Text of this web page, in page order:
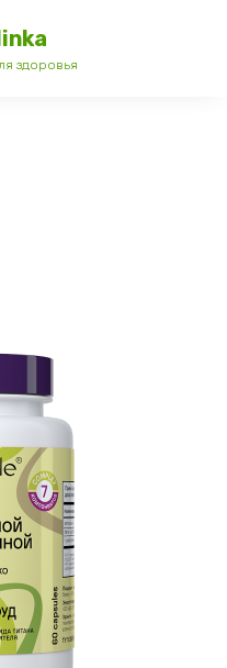
здоровья